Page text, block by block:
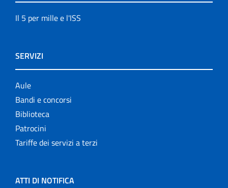
Il 5 per mille e l'ISS
SERVIZI
Aule
Bandi e concorsi
Biblioteca
Patrocini
Tariffe dei servizi a terzi
ATTI DI NOTIFICA